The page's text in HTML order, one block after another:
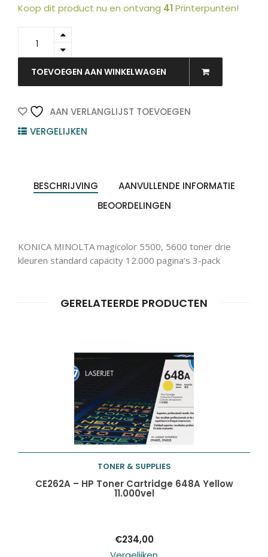
Koop dit product nu en ontvang 41Printerpunten!
KONICA
MINOLTA
Toner
Cyaan
Magenta
Yellow
quantity
TOEVOEGEN AAN WINKELWAGEN
AAN VERLANGLIJST TOEVOEGEN
VERGELIJKEN
BESCHRIJVING
AANVULLENDE INFORMATIE
BEOORDELINGEN
KONICA MINOLTA magicolor 5500, 5600 toner drie
kleuren standard capacity 12.000 pagina’s 3-pack
GERELATEERDE PRODUCTEN
Toevoegen aan
TONER & SUPPLIES
CE262A – HP Toner Cartridge 648A Yellow
11.000vel
€234,00